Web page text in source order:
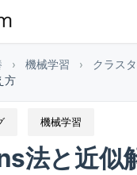
› 機械学習 › クラス
方
機械学習
法と近似